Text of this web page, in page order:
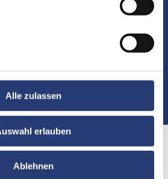
Alle zulassen
erlauben
Ablehnen
280 mm x 246 mm x 107 mm
Downloads